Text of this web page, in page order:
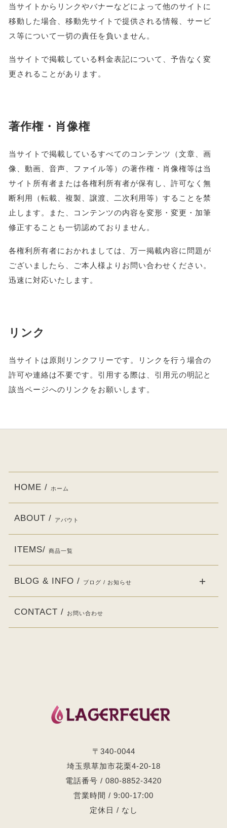
当サイトからリンクやバナーなどによって他のサイトに
移動した場合、移動先サイトで提供される情報、サービ
ス等について一切の責任を負いません。
当サイトで掲載している料金表記について、予告なく変
更されることがあります。
著作権・肖像権
当サイトで掲載しているすべてのコンテンツ（文章、画
像、動画、音声、ファイル等）の著作権・肖像権等は当
サイト所有者または各権利所有者が保有し、許可なく無
断利用（転載、複製、譲渡、二次利用等）することを禁
止します。また、コンテンツの内容を変形・変更・加筆
修正することも一切認めておりません。
各権利所有者におかれましては、万一掲載内容に問題が
ございましたら、ご本人様よりお問い合わせください。
迅速に対応いたします。
リンク
当サイトは原則リンクフリーです。リンクを行う場合の
許可や連絡は不要です。引用する際は、引用元の明記と
該当ページへのリンクをお願いします。
〒340-0044
埼玉県草加市花栗4-20-18
電話番号 / 080-8852-3420
営業時間 / 9:00-17:00
定休日 / なし
HOME / ホーム
ABOUT / アバウト
ITEMS/ 商品一覧
BLOG & INFO / ブログ / お知らせ
CONTACT / お問い合わせ